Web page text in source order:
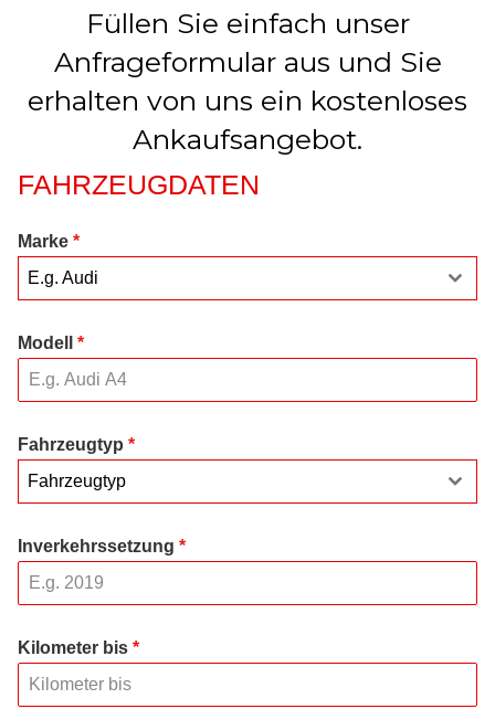
Füllen Sie einfach unser
Anfrageformular aus und Sie
erhalten von uns ein kostenloses
Ankaufsangebot.
FAHRZEUGDATEN
Marke *
E.g. Audi
Modell *
Fahrzeugtyp *
Fahrzeugtyp
Inverkehrssetzung *
Kilometer bis *